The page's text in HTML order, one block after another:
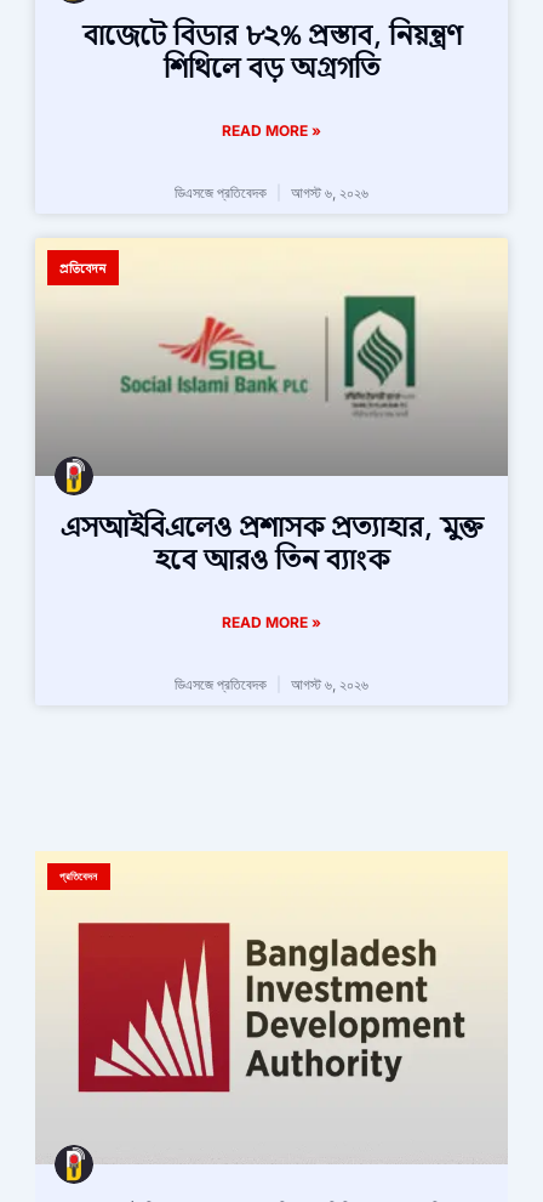
বাজেটে বিডার ৮২% প্রস্তাব, নিয়ন্ত্রণ
শিথিলে বড় অগ্রগতি
READ MORE »
ডিএসজে প্রতিবেদক আগস্ট ৬, ২০২৬
প্রতিবেদন
এসআইবিএলেও প্রশাসক প্রত্যাহার, মুক্ত
হবে আরও তিন ব্যাংক
READ MORE »
ডিএসজে প্রতিবেদক আগস্ট ৬, ২০২৬
প্রতিবেদন